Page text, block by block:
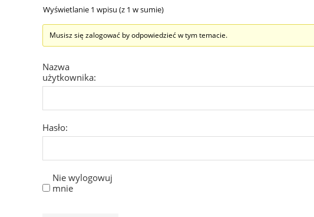
Wyświetlanie 1 wpisu (z 1 w sumie)
Musisz się zalogować by odpowiedzieć w tym temacie.
Nazwa
użytkownika:
Hasło:
Nie wylogowuj
mnie